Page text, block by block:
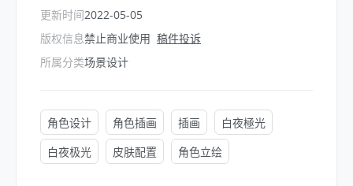
更新时间
版权信息
所属分类
2022-05-05
禁止商业使用 稿件投诉
场景设计
角色设计 角色插画 插画
白夜極光
白夜极光
皮肤配置 角色立绘